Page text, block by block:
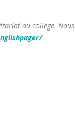
du collège.
.